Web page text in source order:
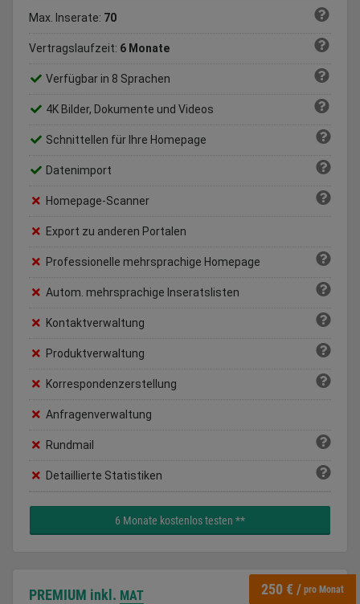
Max. Inserate: 70
Vertragslaufzeit: 6 Monate
Verfügbar in 8 Sprachen
4K Bilder, Dokumente und Videos
Schnittellen für Ihre Homepage
Datenimport
Homepage-Scanner
Export zu anderen Portalen
Professionelle mehrsprachige Homepage
Autom. mehrsprachige Inseratslisten
Kontaktverwaltung
Produktverwaltung
Korrespondenzerstellung
Anfragenverwaltung
Rundmail
Detaillierte Statistiken
6 Monate kostenlos testen **
250 € / pro Monat
PREMIUM inkl. MAT